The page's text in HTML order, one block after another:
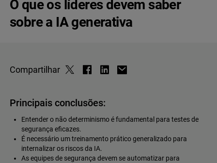
O que os líderes devem saber
sobre a IA generativa
Compartilhar
Principais conclusões:
Entender o não determinismo é fundamental para testes de
segurança eficazes.
É necessário um treinamento prático generalizado para
internalizar os riscos da IA.
As equipes de segurança devem se automatizar para